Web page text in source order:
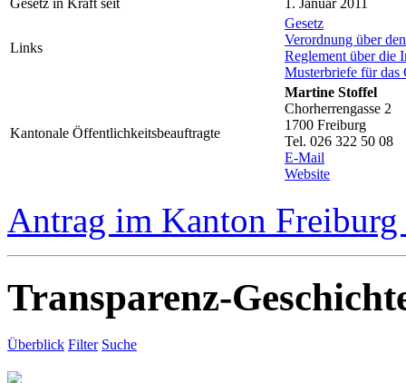
Links
Gesetz
Verordnung über
Reglement über die
Musterbriefe für das
Kantonale Öffentlichkeitsbeauftragte
Martine Stoffel
Chorherrengasse 2
1700 Freiburg
Tel. 026 322 50 08
E-Mail
Website
Antrag im Kanton Freiburg
Transparenz-
Überblick Filter Suche